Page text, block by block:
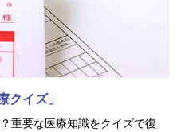
クイズ」
重要な医療知識をクイズで復